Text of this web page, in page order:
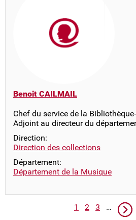
Benoit CAILMAIL
Chef du service de la
Adjoint au directeur du
Direction:
Direction des collections
Département:
Département de la Musique
Pagination
Page
1 Page
2 Page
3 …